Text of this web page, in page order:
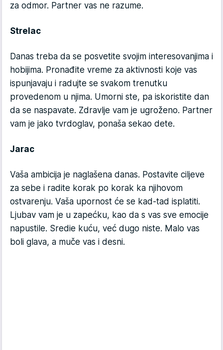
za odmor. Partner vas ne razume.
Strelac
Danas treba da se posvetite svojim interesovanjima i
hobijima. Pronađite vreme za aktivnosti koje vas
ispunjavaju i radujte se svakom trenutku
provedenom u njima. Umorni ste, pa iskoristite dan
da se naspavate. Zdravlje vam je ugroženo. Partner
vam je jako tvrdoglav, ponaša sekao dete.
Jarac
Vaša ambicija je naglašena danas. Postavite ciljeve
za sebe i radite korak po korak ka njihovom
ostvarenju. Vaša upornost će se kad-tad isplatiti.
Ljubav vam je u zapećku, kao da s vas sve emocije
napustile. Sredie kuću, već dugo niste. Malo vas
boli glava, a muče vas i desni.